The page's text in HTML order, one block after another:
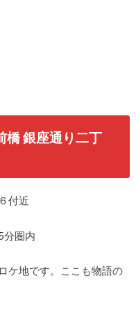
橋 銀座通り二丁
付近
分圏内
ケ地です。ここも物語の